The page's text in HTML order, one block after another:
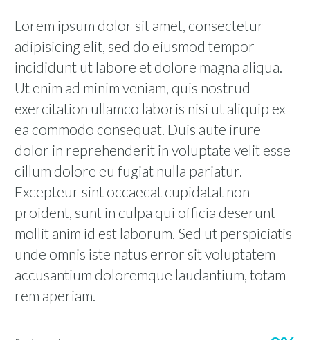
Lorem ipsum dolor sit amet, consectetur
adipisicing elit, sed do eiusmod tempor
incididunt ut labore et dolore magna aliqua.
Ut enim ad minim veniam, quis nostrud
exercitation ullamco laboris nisi ut aliquip ex
ea commodo consequat. Duis aute irure
dolor in reprehenderit in voluptate velit esse
cillum dolore eu fugiat nulla pariatur.
Excepteur sint occaecat cupidatat non
proident, sunt in culpa qui officia deserunt
mollit anim id est laborum. Sed ut perspiciatis
unde omnis iste natus error sit voluptatem
accusantium doloremque laudantium, totam
rem aperiam.